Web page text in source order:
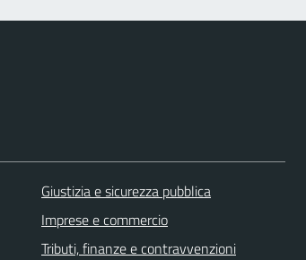
Giustizia e sicurezza pubblica
Imprese e commercio
Tributi, finanze e contravvenzioni